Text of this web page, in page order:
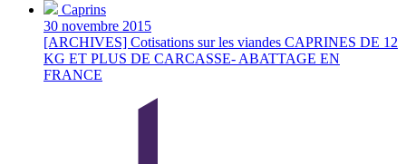
Caprins
30 novembre 2015
[ARCHIVES] Cotisations sur les viandes CAPRINES DE 12
KG ET PLUS DE CARCASSE- ABATTAGE EN
FRANCE